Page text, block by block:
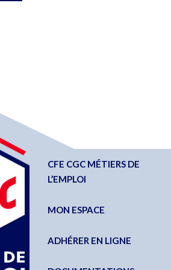
CFE CGC MÉTIERS DE
L’EMPLOI
MON ESPACE
ADHÉRER EN LIGNE